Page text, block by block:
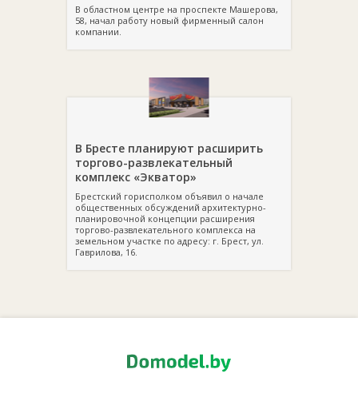
В областном центре на проспекте Машерова,
58, начал работу новый фирменный салон
компании.
В Бресте планируют расширить
торгово-развлекательный
комплекс «Экватор»
Брестский горисполком объявил о начале
общественных обсуждений архитектурно-
планировочной концепции расширения
торгово-развлекательного комплекса на
земельном участке по адресу: г. Брест, ул.
Гаврилова, 16.